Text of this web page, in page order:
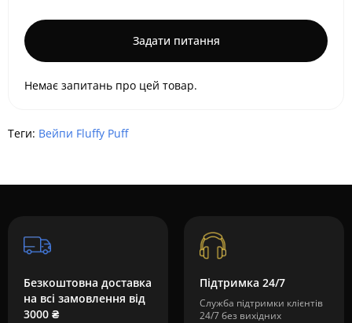
Задати питання
Немає запитань про цей товар.
Теги: Вейпи Fluffy Puff
Безкоштовна доставка
на всі замовлення від
3000 ₴
Підтримка 24/7
Служба підтримки клієнтів
24/7 без вихідних